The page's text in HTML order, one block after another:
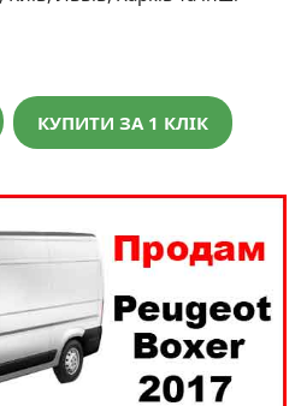
КУПИТИ ЗА 1 КЛIК